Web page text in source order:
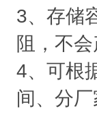
3、存储
阻，不
4、可根
间、分